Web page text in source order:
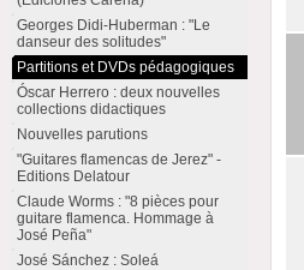
Georges Didi-Huberman : "Le
danseur des solitudes"
Partitions et DVDs pédagogiques
Óscar Herrero : deux nouvelles
collections didactiques
Nouvelles parutions
"Guitares flamencas de Jerez" -
Editions Delatour
Claude Worms : "8 pièces pour
guitare flamenca. Hommage à
José Peña"
José Sánchez : Soleá